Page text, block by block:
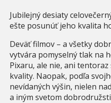
Jubilejný desiaty
ešte posunúť jeho kvalita
Deväť filmov – a všetky
vytvára pomyselný tlak na
Pixaru, ale nie, ani
kvality. Naopak, podľa
nevídaných výšin, nielen
a iným svetom